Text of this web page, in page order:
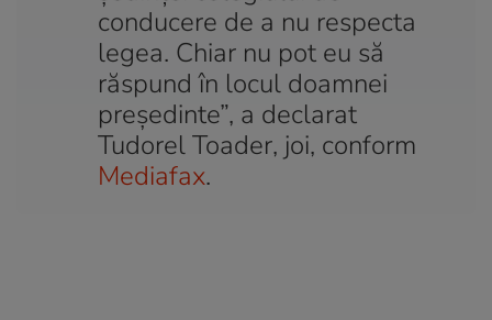
conducere de a nu respecta
legea. Chiar nu pot eu să
răspund în locul doamnei
preşedinte”, a declarat
Tudorel Toader, joi, conform
Mediafax.